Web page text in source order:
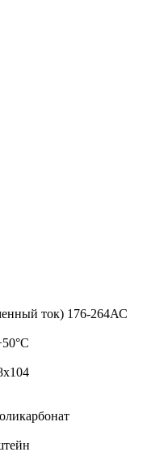
ток) 176-264АС